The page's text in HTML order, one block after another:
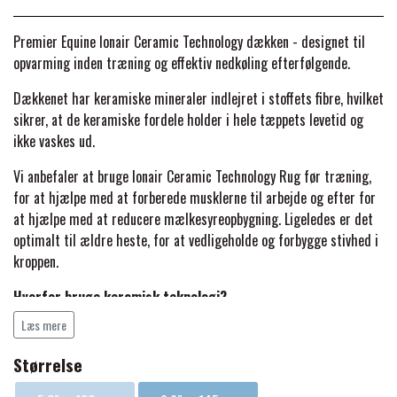
TERAPI PRODUKTER
HUER & HALSTØRKLÆDER
GAVEARTIKLER VOKSNE
BØRN & JUNIOR
INSEKTBESKYTTELSE
HESTEBOLCHER & TREATS
TILSKUD & VITAMINER
STALD & FOLD
SKO & SMEDEVÆRKTØJ
TRAVDÆKKEN & TILBEHØR
SKO & VÆRKTØJ
TRAV KUSK
GALOP
PREMIER EQUINE LINERS & DÆKKEN
TILBEHØR
PREMIER EQUINE WALKER & RIDEDÆKKEN
PREMIER EQUINE INSEKTBESKYTTELSE
PREMIER EQUINE MAGNET & INFRARØD
PREMIER EQUINE GRIMER & TRÆKTOV
PREMIER EQUINE TRENSE & TILBEHØR
CARR & DAY & MARTIN
CUSTOM
DELTACAST
EMIN
FENWICK LIQUID TITANIUM®
Premier Equine Ionair Ceramic Technology dækken - designet til
opvarming inden træning og effektiv nedkøling efterfølgende.
Dækkenet har keramiske mineraler indlejret i stoffets fibre, hvilket
sikrer, at de keramiske fordele holder i hele tæppets levetid og
ikke vaskes ud.
Vi anbefaler at bruge Ionair Ceramic Technology Rug før træning,
for at hjælpe med at forberede musklerne til arbejde og efter for
at hjælpe med at reducere mælkesyreopbygning. Ligeledes er det
optimalt til ældre heste, for at vedligeholde og forbygge stivhed i
kroppen.
Hvorfor bruge keramisk teknologi?
- Temperaturregulering
- Hjælper med at genoprette muskeltræthed
Læs mere
Størrelse